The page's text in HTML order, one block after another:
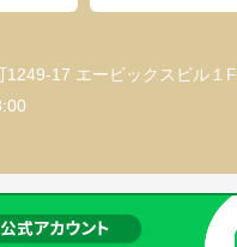
1249-17 エービックスビル１F